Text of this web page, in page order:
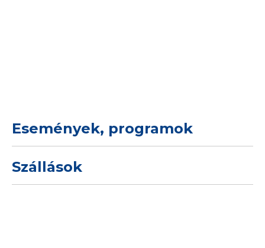
Események, programok
Szállások